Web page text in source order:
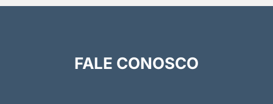
FALE CONOSCO